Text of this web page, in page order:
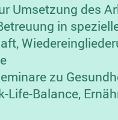
Umsetzung des
in
zu
Life-Balance,